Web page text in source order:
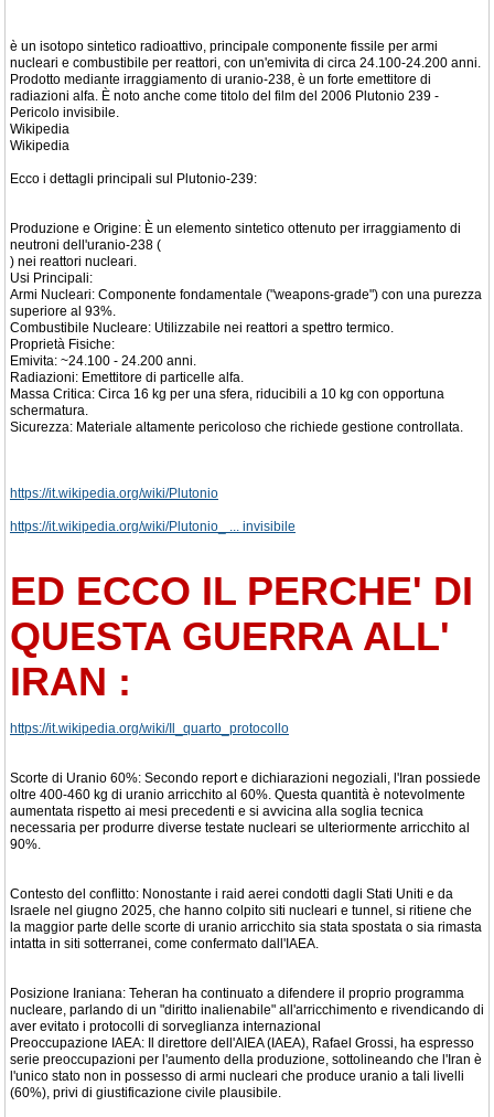
è un isotopo sintetico radioattivo, principale componente fissile per armi
nucleari e combustibile per reattori, con un'emivita di circa 24.100-24.200 anni.
Prodotto mediante irraggiamento di uranio-238, è un forte emettitore di
radiazioni alfa. È noto anche come titolo del film del 2006 Plutonio 239 -
Pericolo invisibile.
Wikipedia
Wikipedia
Ecco i dettagli principali sul Plutonio-239:
Produzione e Origine: È un elemento sintetico ottenuto per irraggiamento di
neutroni dell'uranio-238 (
) nei reattori nucleari.
Usi Principali:
Armi Nucleari: Componente fondamentale ("weapons-grade") con una purezza
superiore al 93%.
Combustibile Nucleare: Utilizzabile nei reattori a spettro termico.
Proprietà Fisiche:
Emivita: ~24.100 - 24.200 anni.
Radiazioni: Emettitore di particelle alfa.
Massa Critica: Circa 16 kg per una sfera, riducibili a 10 kg con opportuna
schermatura.
Sicurezza: Materiale altamente pericoloso che richiede gestione controllata.
https://it.wikipedia.org/wiki/Plutonio
https://it.wikipedia.org/wiki/Plutonio_ ... invisibile
ED ECCO IL PERCHE' DI
QUESTA GUERRA ALL'
IRAN :
https://it.wikipedia.org/wiki/Il_quarto_protocollo
Scorte di Uranio 60%: Secondo report e dichiarazioni negoziali, l'Iran possiede
oltre 400-460 kg di uranio arricchito al 60%. Questa quantità è notevolmente
aumentata rispetto ai mesi precedenti e si avvicina alla soglia tecnica
necessaria per produrre diverse testate nucleari se ulteriormente arricchito al
90%.
Contesto del conflitto: Nonostante i raid aerei condotti dagli Stati Uniti e da
Israele nel giugno 2025, che hanno colpito siti nucleari e tunnel, si ritiene che
la maggior parte delle scorte di uranio arricchito sia stata spostata o sia rimasta
intatta in siti sotterranei, come confermato dall'IAEA.
Posizione Iraniana: Teheran ha continuato a difendere il proprio programma
nucleare, parlando di un "diritto inalienabile" all'arricchimento e rivendicando di
aver evitato i protocolli di sorveglianza internazional
Preoccupazione IAEA: Il direttore dell'AIEA (IAEA), Rafael Grossi, ha espresso
serie preoccupazioni per l'aumento della produzione, sottolineando che l'Iran è
l'unico stato non in possesso di armi nucleari che produce uranio a tali livelli
(60%), privi di giustificazione civile plausibile.